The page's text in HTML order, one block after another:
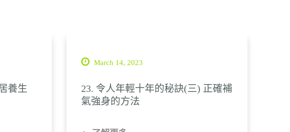
養生
March 14, 2023
23. 令人年輕十年的秘訣(三) 正確補
氣強身的方法